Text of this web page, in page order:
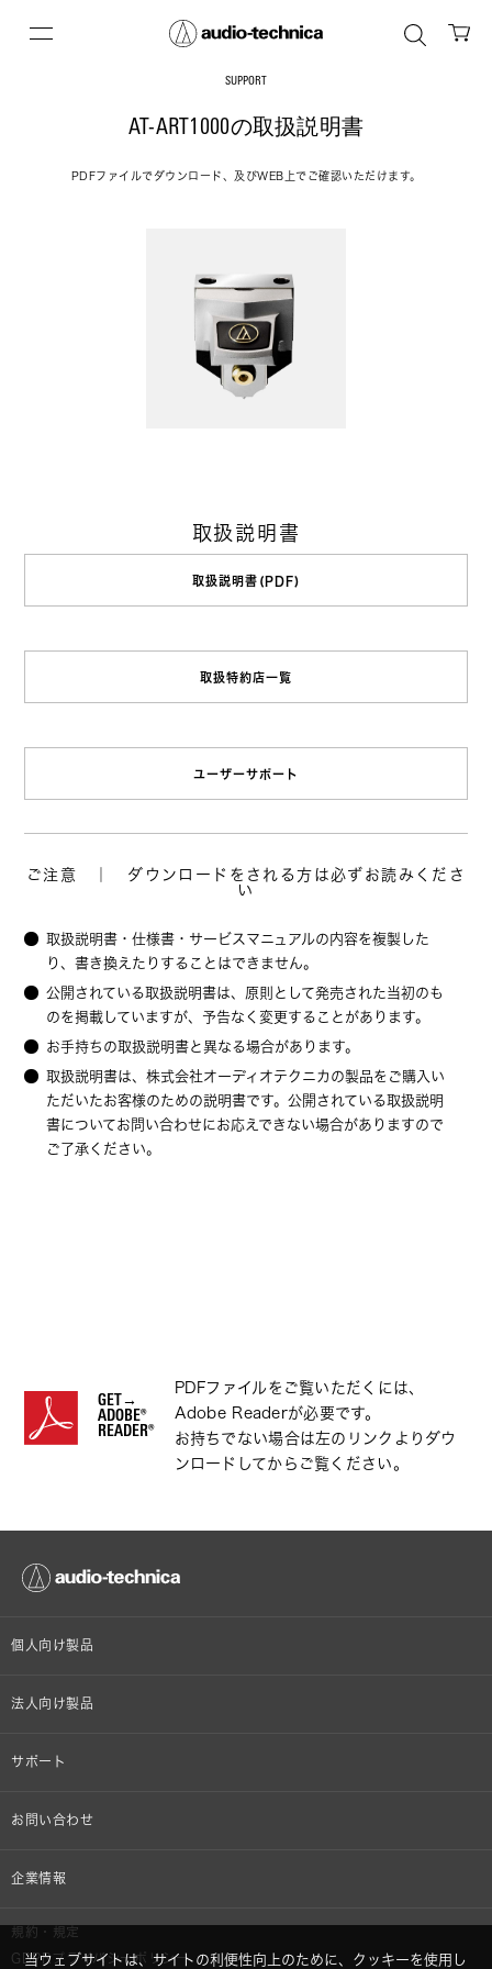
SUPPORT
AT-ART1000の取扱説明書
PDFファイルでダウンロード、及びWEB上でご確認いただけます。
取扱説明書
取扱説明書(PDF)
取扱特約店一覧
ユーザーサポート
ご注意 ｜ ダウンロードをされる方は必ずお読みくださ
い
取扱説明書・仕様書・サービスマニュアルの内容を複製した
り、書き換えたりすることはできません。
公開されている取扱説明書は、原則として発売された当初のも
のを掲載していますが、予告なく変更することがあります。
お手持ちの取扱説明書と異なる場合があります。
取扱説明書は、株式会社オーディオテクニカの製品をご購入い
ただいたお客様のための説明書です。公開されている取扱説明
書についてお問い合わせにお応えできない場合がありますので
ご了承ください。
GET→
ADOBE®
READER®
PDFファイルをご覧いただくには、
Adobe Readerが必要です。
お持ちでない場合は左のリンクよりダウ
ンロードしてからご覧ください。
個人向け製品
オンラインストア限定
法人向け製品
設備音響機器
半導体レーザー応用製品
サポート
個人向け製品サポート
お問い合わせ
その他、メディア 取材関連等のお問い合わせ
企業情報
株式会社オーディオテクニカ
規約・規定
GDPRプライバシーポリシー
当ウェブサイトは、サイトの利便性向上のために、クッキーを使用し